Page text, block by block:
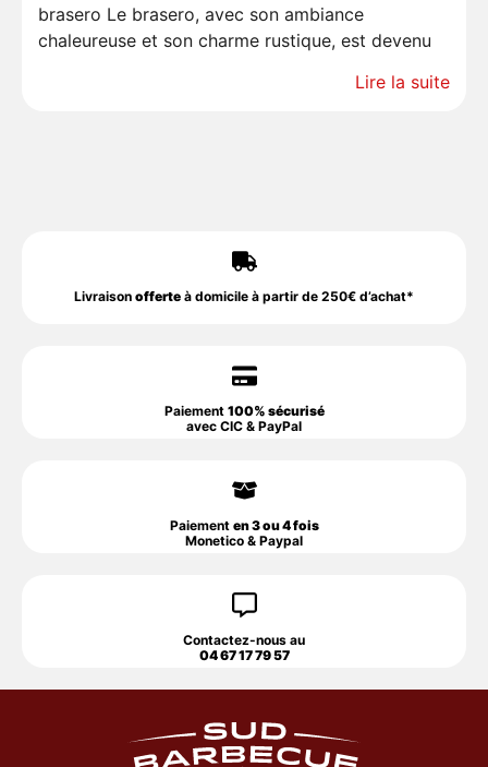
brasero Le brasero, avec son ambiance
chaleureuse et son charme rustique, est devenu
Lire la suite
Livraison offerte à domicile à partir de 250€ d’achat*
Paiement 100% sécurisé
avec CIC & PayPal
Paiement en 3 ou 4 fois
Monetico & Paypal
Contactez-nous au
04 67 17 79 57